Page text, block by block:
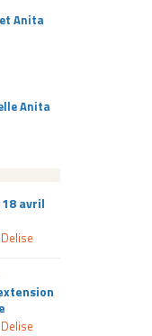
Anita
Anita
avril
Delise
Delise